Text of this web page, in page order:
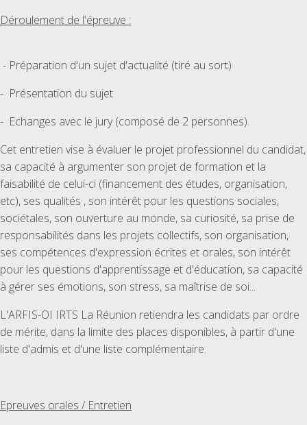
Déroulement de l'épreuve :
- Préparation d'un sujet d'actualité (tiré au sort)
- Présentation du sujet
- Echanges avec le jury (composé de 2 personnes).
Cet entretien vise à évaluer le projet professionnel du candidat,
sa capacité à argumenter son projet de formation et la
faisabilité de celui-ci (financement des études, organisation,
etc), ses qualités , son intérêt pour les questions sociales,
sociétales, son ouverture au monde, sa curiosité, sa prise de
responsabilités dans les projets collectifs, son organisation,
ses compétences d'expression écrites et orales, son intérêt
pour les questions d'apprentissage et d'éducation, sa capacité
à gérer ses émotions, son stress, sa maîtrise de soi...
L'ARFIS-OI IRTS La Réunion retiendra les candidats par ordre
de mérite, dans la limite des places disponibles, à partir d'une
liste d'admis et d'une liste complémentaire.
Epreuves orales / Entretien